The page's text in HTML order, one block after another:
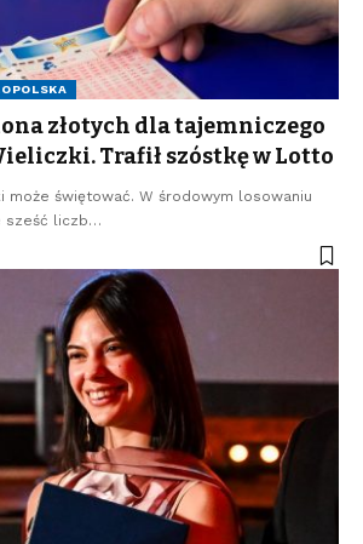
złotych dla tajemniczego
Trafił szóstkę w Lotto
może świętować. W środowym losowaniu
sześć liczb…